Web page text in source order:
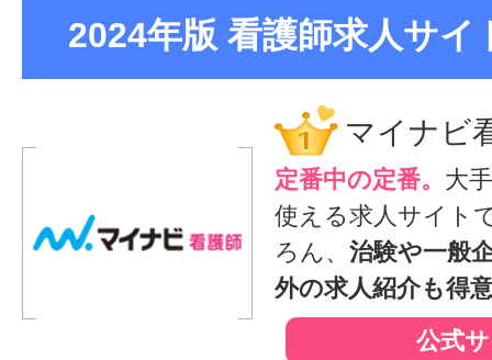
2024年版 看護師求人サイ
マイナビ
定番中の定番。 大
使える求人サイト
ろん、 治験や一般
外の求人紹介も得
公式